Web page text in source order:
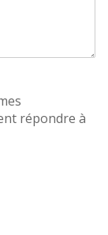
répondre à